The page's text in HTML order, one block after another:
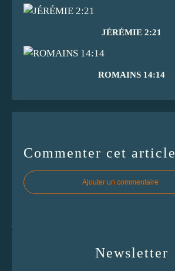
JÉRÉMIE 2:21
ROMAINS 14:14
Commenter cet article
Ajouter un commentaire
Newsletter